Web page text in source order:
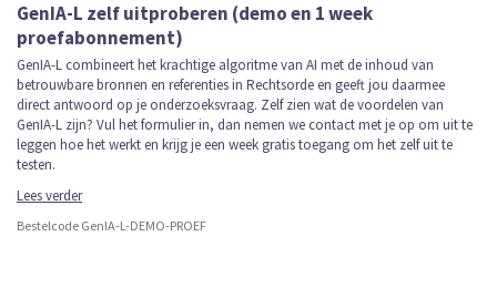
GenIA-L zelf uitproberen (demo en 1 week
proefabonnement)
GenIA-L combineert het krachtige algoritme van AI met de inhoud van
betrouwbare bronnen en referenties in Rechtsorde en geeft jou daarmee
direct antwoord op je onderzoeksvraag. Zelf zien wat de voordelen van
GenIA-L zijn? Vul het formulier in, dan nemen we contact met je op om uit te
leggen hoe het werkt en krijg je een week gratis toegang om het zelf uit te
testen.
Lees verder
Bestelcode GenIA-L-DEMO-PROEF